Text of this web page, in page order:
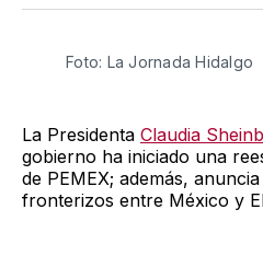
TwitterFacebook
LinkedIn
Email
Foto: La Jornada Hidalgo
La Presidenta Claudia
gobierno ha iniciado una
de PEMEX; además,
fronterizos entre México y